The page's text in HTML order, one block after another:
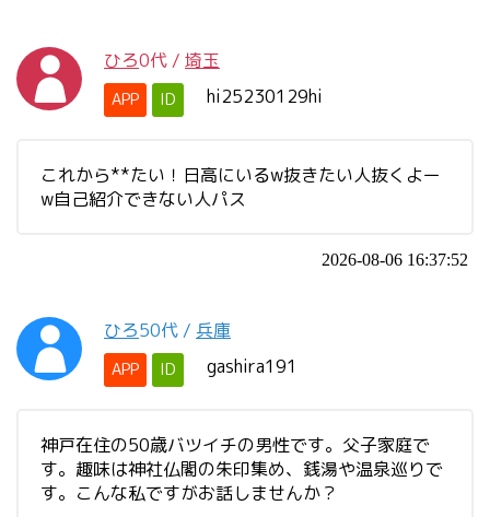
ひろ0代 / 埼玉
APP ID hi25230129hi
これから**たい！日高にいるw抜きたい人抜くよー
w自己紹介できない人パス
2026-08-06 16:37:52
ひろ50代 / 兵庫
APP ID gashira191
神戸在住の50歳バツイチの男性です。父子家庭で
す。趣味は神社仏閣の朱印集め、銭湯や温泉巡りで
す。こんな私ですがお話しませんか？